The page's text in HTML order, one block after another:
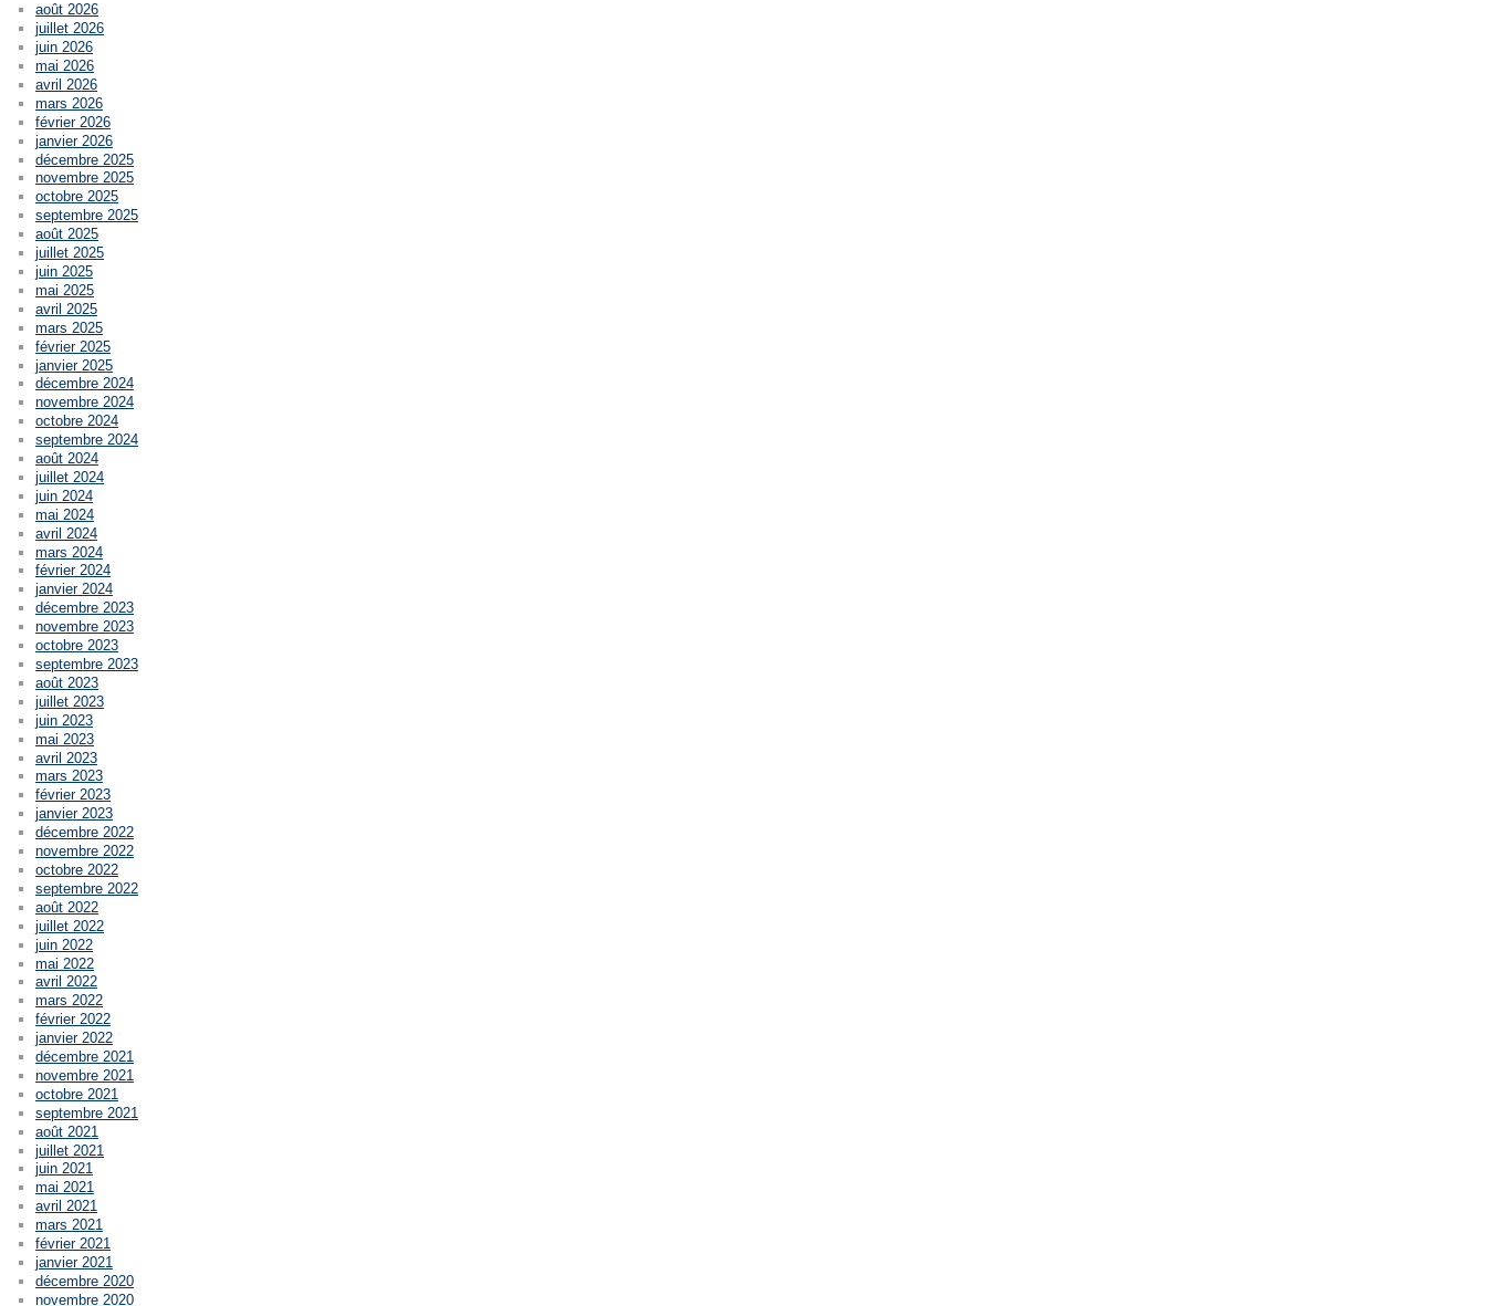
août 2026
juillet 2026
juin 2026
mai 2026
avril 2026
mars 2026
février 2026
janvier 2026
décembre 2025
novembre 2025
octobre 2025
septembre 2025
août 2025
juillet 2025
juin 2025
mai 2025
avril 2025
mars 2025
février 2025
janvier 2025
décembre 2024
novembre 2024
octobre 2024
septembre 2024
août 2024
juillet 2024
juin 2024
mai 2024
avril 2024
mars 2024
février 2024
janvier 2024
décembre 2023
novembre 2023
octobre 2023
septembre 2023
août 2023
juillet 2023
juin 2023
mai 2023
avril 2023
mars 2023
février 2023
janvier 2023
décembre 2022
novembre 2022
octobre 2022
septembre 2022
août 2022
juillet 2022
juin 2022
mai 2022
avril 2022
mars 2022
février 2022
janvier 2022
décembre 2021
novembre 2021
octobre 2021
septembre 2021
août 2021
juillet 2021
juin 2021
mai 2021
avril 2021
mars 2021
février 2021
janvier 2021
décembre 2020
novembre 2020